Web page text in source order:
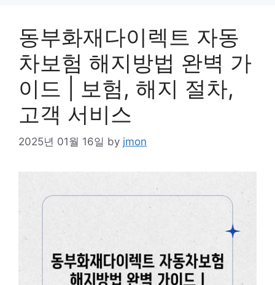
동부화재다이렉트 자동
차보험 해지방법 완벽 가
이드 | 보험, 해지 절차,
고객 서비스
2025년 01월 16일 by jmon